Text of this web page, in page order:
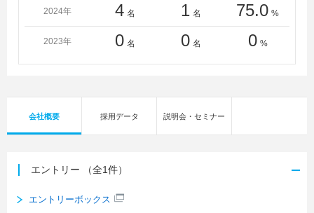
2024年 4 名 1 名 75.0 %
2023年 0 名 0 名 0 %
会社概要 採用データ 説明会・セミナー
エントリー （全1件）
エントリーボックス